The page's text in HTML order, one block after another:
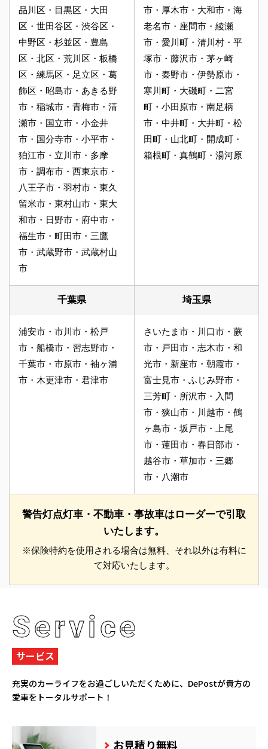
品川区・目黒区・大田
区・世田谷区・渋谷区・
中野区・杉並区・豊島
区・北区・荒川区・板橋
区・練馬区・足立区・葛
飾区・昭島市・あきる野
市・稲城市・青梅市・清
瀬市・国立市・小金井
市・国分寺市・小平市・
狛江市・立川市・多摩
市・調布市・西東京市・
八王子市・羽村市・東久
留米市・東村山市・東大
和市・日野市・府中市・
福生市・町田市・三鷹
市・武蔵野市・武蔵村山
市
市・厚木市・大和市・海
老名市・座間市・綾瀬
市・愛川町・清川村・平
塚市・藤沢市・茅ヶ崎
市・秦野市・伊勢原市・
寒川町・大磯町・二宮
町・小田原市・南足柄
市・中井町・大井町・松
田町・山北町・開成町・
箱根町・真鶴町・湯河原
千葉県
浦安市・市川市・松戸
市・船橋市・習志野市・
千葉市・市原市・袖ヶ浦
市・木更津市・君津市
埼玉県
さいたま市・川口市・蕨
市・戸田市・志木市・和
光市・新座市・朝霞市・
富士見市・ふじみ野市・
三芳町・所沢市・入間
市・狭山市・川越市・鶴
ヶ島市・坂戸市・上尾
市・蓮田市・春日部市・
越谷市・草加市・三郷
市・八潮市
警告灯点灯車・不動車・事故車はローダーで引取
いたします。
※保険特約を使用される場合は無料、それ以外は有料に
て対応いたします。
Service
サービス
充実のカーライフをお過ごしいただくために、 DePostが貴方の
愛車をトータルサポート！
お見積り無料